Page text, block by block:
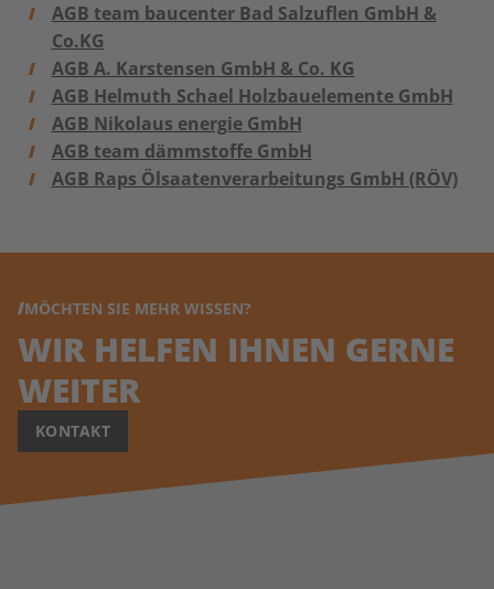
AGB team baucenter Bad Salzuflen GmbH &
Co.KG
AGB A. Karstensen GmbH & Co. KG
AGB Helmuth Schael Holzbauelemente GmbH
AGB Nikolaus energie GmbH
AGB team dämmstoffe GmbH
AGB Raps Ölsaatenverarbeitungs GmbH (RÖV)
MÖCHTEN SIE MEHR WISSEN?
WIR HELFEN IHNEN GERNE
WEITER
KONTAKT